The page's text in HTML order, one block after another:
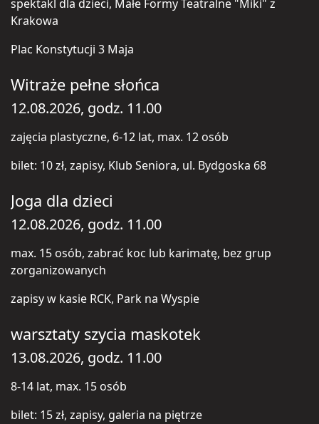
spektakl dla dzieci, Małe Formy Teatralne "Miki" z
Krakowa
Plac Konstytucji 3 Maja
Witraże pełne słońca
12.08.2026, godz. 11.00
zajęcia plastyczne, 6-12 lat, max. 12 osób
bilet: 10 zł, zapisy, Klub Seniora, ul. Bydgoska 68
Joga dla dzieci
12.08.2026, godz. 11.00
max. 15 osób, zabrać koc lub karimatę, bez grup
zorganizowanych
zapisy w kasie RCK, Park na Wyspie
warsztaty szycia maskotek
13.08.2026, godz. 11.00
8-14 lat, max. 15 osób
bilet: 15 zł, zapisy, galeria na piętrze